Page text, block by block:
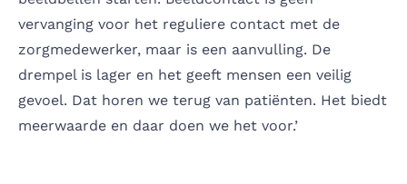
vervanging voor het reguliere contact met de
zorgmedewerker, maar is een aanvulling. De
drempel is lager en het geeft mensen een veilig
gevoel. Dat horen we terug van patiënten. Het biedt
meerwaarde en daar doen we het voor.’